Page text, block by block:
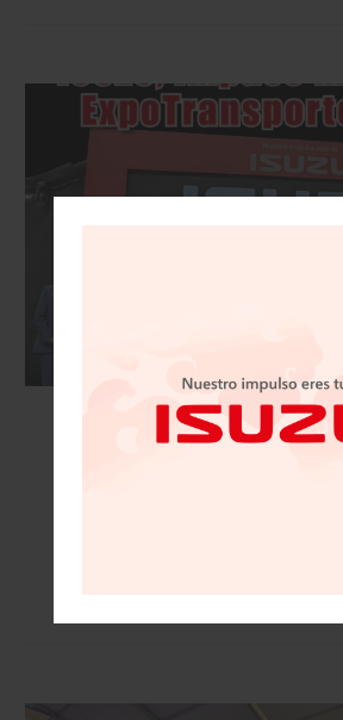
VISIÓN AUTOMOTRIZ REVISTA
DE NOVIEMBRE 2025/IZUSU,
EN EXPOTRANSPORTE